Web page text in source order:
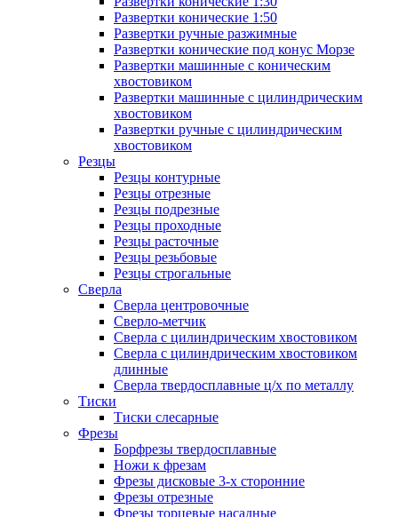
Развертки конические 1:50
Развертки ручные разжимные
Развертки конические под конус Морзе
Развертки машинные с коническим
хвостовиком
Развертки машинные с цилиндрическим
хвостовиком
Развертки ручные с цилиндрическим
хвостовиком
Резцы
Резцы контурные
Резцы отрезные
Резцы подрезные
Резцы проходные
Резцы расточные
Резцы резьбовые
Резцы строгальные
Сверла
Сверла центровочные
Сверло-метчик
Сверла с цилиндрическим хвостовиком
Сверла с цилиндрическим хвостовиком
длинные
Сверла твердосплавные ц/х по металлу
Тиски
Тиски слесарные
Фрезы
Борфрезы твердосплавные
Ножи к фрезам
Фрезы дисковые 3-х сторонние
Фрезы отрезные
Фрезы торцевые насадные